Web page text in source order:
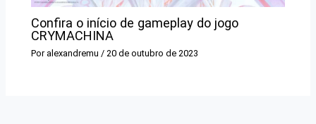
Confira o início de gameplay do jogo
CRYMACHINA
Por alexandremu / 20 de outubro de 2023